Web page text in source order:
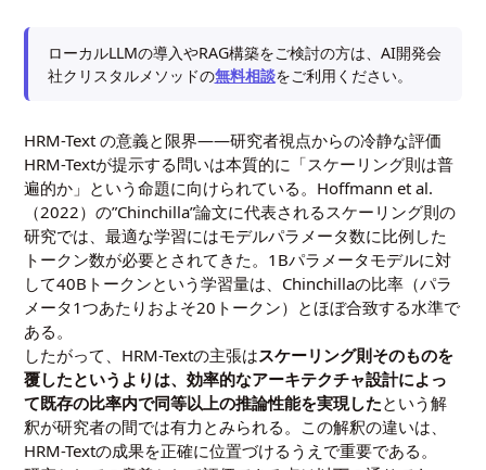
ローカルLLMの導入やRAG構築をご検討の方は、AI開発会
社クリスタルメソッドの無料相談をご利用ください。
HRM-Text の意義と限界――研究者視点からの冷静な評価
HRM-Textが提示する問いは本質的に「スケーリング則は普
遍的か」という命題に向けられている。Hoffmann et al.
（2022）の”Chinchilla”論文に代表されるスケーリング則の
研究では、最適な学習にはモデルパラメータ数に比例した
トークン数が必要とされてきた。1Bパラメータモデルに対
して40Bトークンという学習量は、Chinchillaの比率（パラ
メータ1つあたりおよそ20トークン）とほぼ合致する水準で
ある。
したがって、HRM-Textの主張はスケーリング則そのものを
覆したというよりは、効率的なアーキテクチャ設計によっ
て既存の比率内で同等以上の推論性能を実現したという解
釈が研究者の間では有力とみられる。この解釈の違いは、
HRM-Textの成果を正確に位置づけるうえで重要である。